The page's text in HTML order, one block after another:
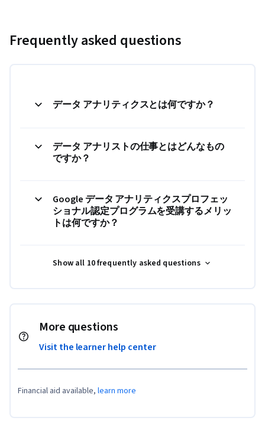
Frequently asked questions
データ アナリティクスとは何ですか？
データ アナリストの仕事とはどんなもの
ですか？
Google データ アナリティクスプロフェッ
ショナル認定プログラムを受講するメリッ
トは何ですか？
Show all 10 frequently asked questions
More questions
Visit the learner help center
Financial aid available, learn more